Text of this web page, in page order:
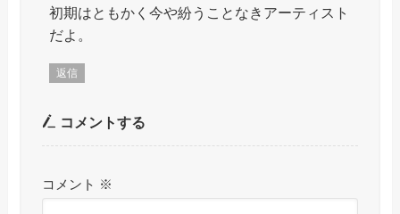
初期はともかく今や紛うことなきアーティスト
だよ。
返信
コメントする
コメント ※